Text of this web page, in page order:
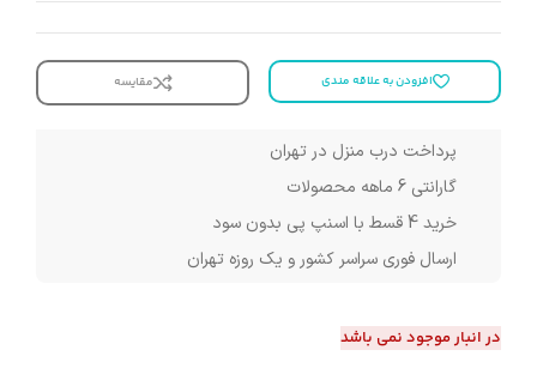
افزودن به علاقه مندی مقایسه
پرداخت درب منزل در تهران
گارانتی 6 ماهه محصولات
خرید 4 قسط با اسنپ پی بدون سود
ارسال فوری سراسر کشور و یک روزه تهران
در انبار موجود نمی باشد